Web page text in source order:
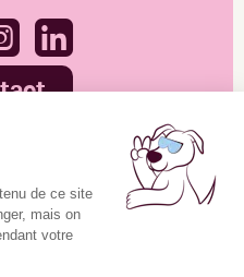
Mes services
Aux particuliers